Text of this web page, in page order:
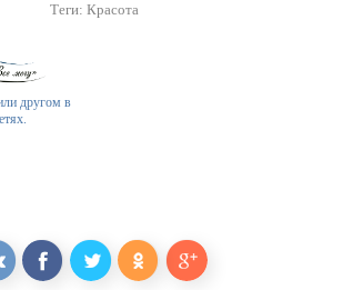
Теги: Красота
другом в